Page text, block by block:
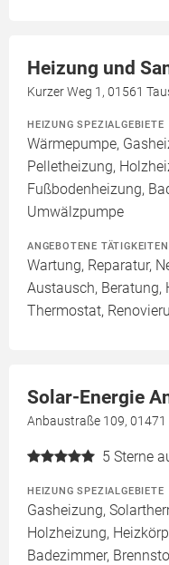
Heizung und
Kurzer Weg 1, 01561
HEIZUNG SPEZIALGEBIETE
Wärmepumpe,
Pelletheizung,
Fußbodenheizung,
Umwälzpumpe
ANGEBOTENE TÄTIGKEITEN
Wartung, Reparatur,
Austausch, Beratung,
Thermostat,
Solar-Energie
Anbaustraße 109,
5 Sterne
HEIZUNG SPEZIALGEBIETE
Gasheizung,
Holzheizung,
Badezimmer,